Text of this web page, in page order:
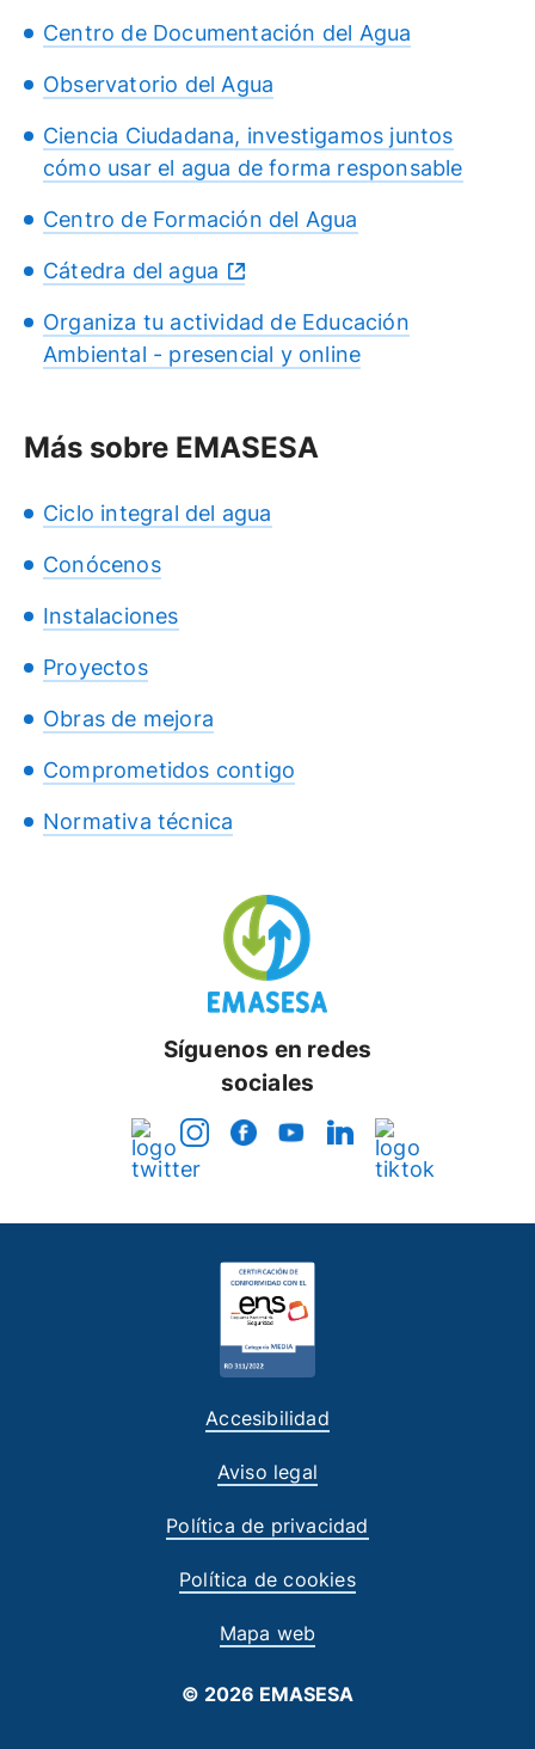
Centro de Documentación del Agua
Observatorio del Agua
Ciencia Ciudadana, investigamos juntos
cómo usar el agua de forma responsable
Centro de Formación del Agua
Cátedra del agua
Organiza tu actividad de Educación
Ambiental - presencial y online
Más sobre EMASESA
Ciclo integral del agua
Conócenos
Instalaciones
Proyectos
Obras de mejora
Comprometidos contigo
Normativa técnica
Síguenos en redes
sociales
Accesibilidad
Aviso legal
Política de privacidad
Política de cookies
Mapa web
© 2026 EMASESA